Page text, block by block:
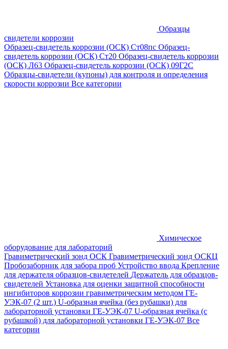
Образцы
свидетели коррозии
Образец-свидетель коррозии (ОСК) Ст08пс Образец-
свидетель коррозии (ОСК) Ст20 Образец-свидетель коррозии
(ОСК) Л63 Образец-свидетель коррозии (ОСК) 09Г2С
Образцы-свидетели (купоны) для контроля и определения
скорости коррозии Все категории
Химическое
оборудование для лабораторий
Гравиметрический зонд ОСК Гравиметрический зонд ОСКЦ
Пробозаборник для забора проб Устройство ввода Крепление
для держателя образцов-свидетелей Держатель для образцов-
свидетелей Установка для оценки защитной способности
ингибиторов коррозии гравиметрическим методом ГЕ-
УЭК-07 (2 шт.) U-образная ячейка (без рубашки) для
лабораторной установки ГЕ-УЭК-07 U-образная ячейка (с
рубашкой) для лабораторной установки ГЕ-УЭК-07 Все
категории